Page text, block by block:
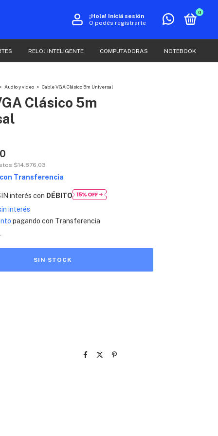
¡Hola! Iniciá sesión
O podés registrarte
0
RELOJ INTELIGENTE COMPUTADORAS NOTEBOOK
> Audio y video > Cable VGA Clásico 5m Universal
Clásico 5m
$14.876,03
con Transferencia
interés con DÉBITO
interés
pagando con Transferencia